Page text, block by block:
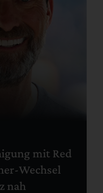
mit Red
Wechsel
nah